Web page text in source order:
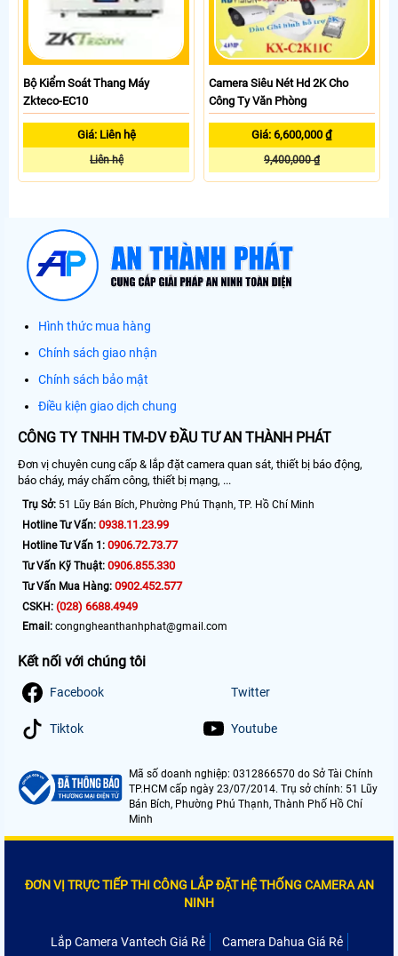
Bộ Kiểm Soát Thang Máy
Zkteco-EC10
Giá: Liên hệ
Liên hệ
Camera Siêu Nét Hd 2K Cho
Công Ty Văn Phòng
Giá: 6,600,000 ₫
9,400,000 ₫
Hình thức mua hàng
Chính sách giao nhận
Chính sách bảo mật
Điều kiện giao dịch chung
CÔNG TY TNHH TM-DV ĐẦU TƯ AN THÀNH PHÁT
Đơn vị chuyên cung cấp & lắp đặt camera quan sát, thiết bị báo động,
báo cháy, máy chấm công, thiết bị mạng, ...
Trụ Sở: 51 Lũy Bán Bích, Phường Phú Thạnh, TP. Hồ Chí Minh
Hotline Tư Vấn: 0938.11.23.99
Hotline Tư Vấn 1: 0906.72.73.77
Tư Vấn Kỹ Thuật: 0906.855.330
Tư Vấn Mua Hàng: 0902.452.577
CSKH: (028) 6688.4949
Email: congngheanthanhphat@gmail.com
Kết nối với chúng tôi
Facebook Twitter
Tiktok Youtube
Mã số doanh nghiệp: 0312866570 do Sở Tài Chính
TP.HCM cấp ngày 23/07/2014. Trụ sở chính: 51 Lũy
Bán Bích, Phường Phú Thạnh, Thành Phố Hồ Chí
Minh
ĐƠN VỊ TRỰC TIẾP THI CÔNG LẮP ĐẶT HỆ THỐNG CAMERA AN
NINH
Lắp Camera Vantech Giá Rẻ
Camera Dahua Giá Rẻ